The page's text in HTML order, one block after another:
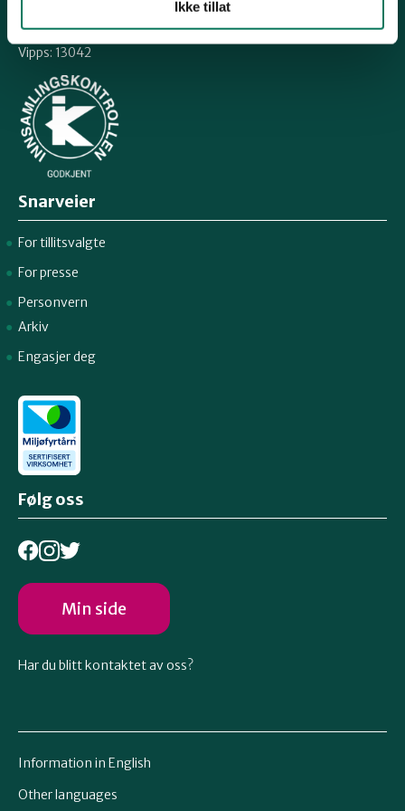
Ikke tillat
Giverkonto: 7874 0555986
Vipps: 13042
Snarveier
For tillitsvalgte
For presse
Personvern
Arkiv
Engasjer deg
Følg oss
Min side
Har du blitt kontaktet av oss?
Information in English
Other languages